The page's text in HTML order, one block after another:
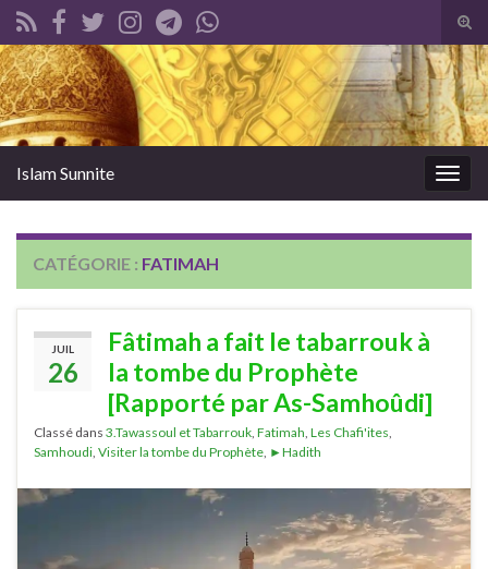
Search for:
Islam Sunnite
CATÉGORIE : FATIMAH
JUIL
26
Fâtimah a fait le tabarrouk à
la tombe du Prophète
[Rapporté par As-Samhoûdi]
Classé dans 3.Tawassoul et Tabarrouk Fatimah Les Chafi'ites
Samhoudi Visiter la tombe du Prophète ►Hadith